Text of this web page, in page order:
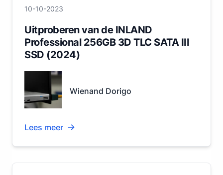
10-10-2023
Uitproberen van de INLAND
Professional 256GB 3D TLC SATA III
SSD (2024)
Wienand Dorigo
Lees meer